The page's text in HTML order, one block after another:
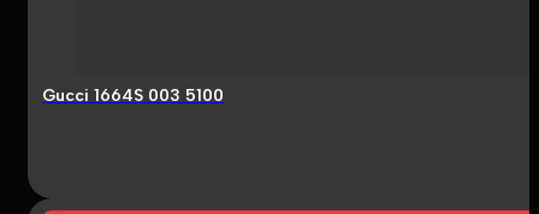
Gucci 1664S 003 5100